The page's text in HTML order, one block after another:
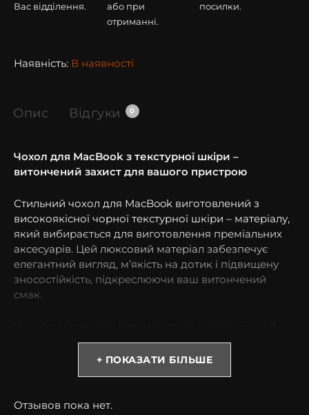
Вас відділення.
або при
отриманні.
посилки.
Наявність: В наявності
Опис Відгуки 0
Чохол для MacBook з текстурної шкіри –
витончений захист для вашого пристрою
Стильний чохол для MacBook виготовлений з
високоякісної чорної текстурної шкіри – матеріалу,
який вибирається для виготовлення преміальних
аксесуарів. Цей люксовий матеріал забезпечує
елегантний вигляд, м’якість на дотик і підвищену
зносостійкість, підкреслюючи ваш витончений
смак.
ідеально доповнити ваш стиль: Чорний, голубий,
капучіно, темно-синій, темно-зелений, зелений,
Кожен чохол створюється вручну нашими
+ ПОКАЗАТИ БІЛЬШЕ
Отзывов пока нет.